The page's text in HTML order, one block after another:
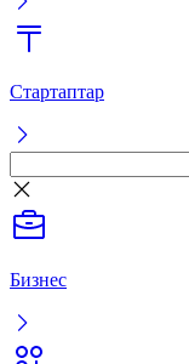
Стартаптар
Бизнес